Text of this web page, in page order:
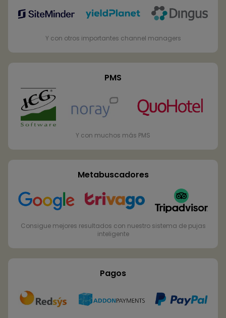
Y con otros importantes channel managers
PMS
Y con muchos más PMS
Metabuscadores
Consigue mejores resultados con nuestro sistema de pujas
inteligente
Pagos